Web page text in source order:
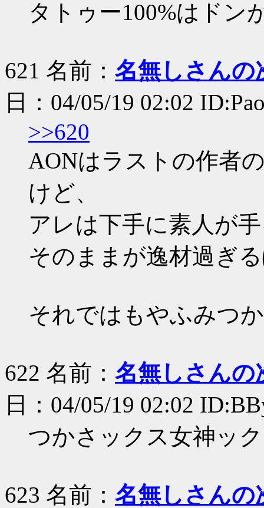
タトゥー100%はドン
621 名前： 名無しさんの
日：04/05/19 02:02
>>620
AONはラストの作者
けど、
アレは下手に素人が
そのままが逸材過ぎ
それではもやふみつ
622 名前： 名無しさんの
日：04/05/19 02:02
つかさックス女神ッ
623 名前： 名無しさんの